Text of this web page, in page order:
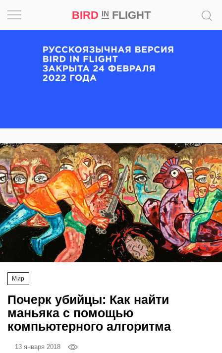
BIRD INFLIGHT
Мир
Почерк убийцы: Как найти
маньяка с помощью
компьютерного алгоритма
13 января 2018